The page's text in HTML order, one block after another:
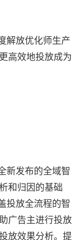
解放优化师生产
高效地投放成为
新发布的全域智
和归因的基础
投放全流程的智
广告主进行投放
放效果分析。提